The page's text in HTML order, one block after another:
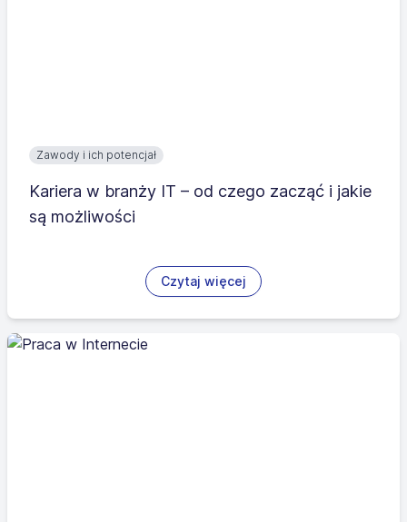
Zawody i ich potencjał
Kariera w branży IT – od czego zacząć i jakie
są możliwości
Czytaj więcej